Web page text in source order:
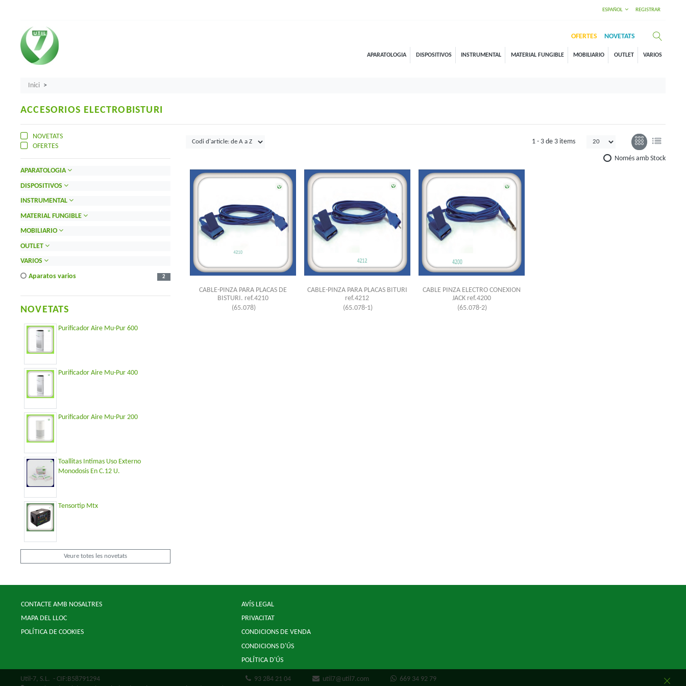
ESPAÑOL REGISTRAR
OFERTES NOVETATS
APARATOLOGIA DISPOSITIVOS INSTRUMENTAL MATERIAL FUNGIBLE MOBILIARIO OUTLET VARIOS
Inici
ACCESORIOS ELECTROBISTURI
NOVETATS
OFERTES
APARATOLOGIA
DISPOSITIVOS
INSTRUMENTAL
MATERIAL FUNGIBLE
MOBILIARIO
OUTLET
VARIOS
aparatos varios
2
NOVETATS
Purificador Aire Mu-Pur 600
Purificador Aire Mu-Pur 400
Purificador Aire Mu-Pur 200
Toallitas Intimas Uso Externo
Monodosis En C.12 U.
Tensortip Mtx
Veure totes les novetats
1 - 3 de 3 items
Només amb Stock
CABLE-PINZA PARA PLACAS DE
BISTURI. ref.4210
(65.078)
CABLE-PINZA PARA PLACAS BITURI
ref.4212
(65.078-1)
CABLE PINZA ELECTRO CONEXION
JACK ref.4200
(65.078-2)
CONTACTE AMB NOSALTRES
MAPA DEL LLOC
POLÍTICA DE COOKIES
AVÍS LEGAL
PRIVACITAT
CONDICIONS DE VENDA
CONDICIONS D'ÚS
POLÍTICA D'ÚS
Util-7, S.L. - CIF:B58791294
93 284 21 04 util7@util7.com 669 34 92 79